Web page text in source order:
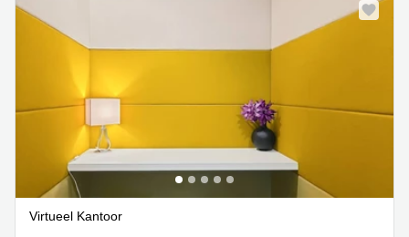
Virtueel Kantoor